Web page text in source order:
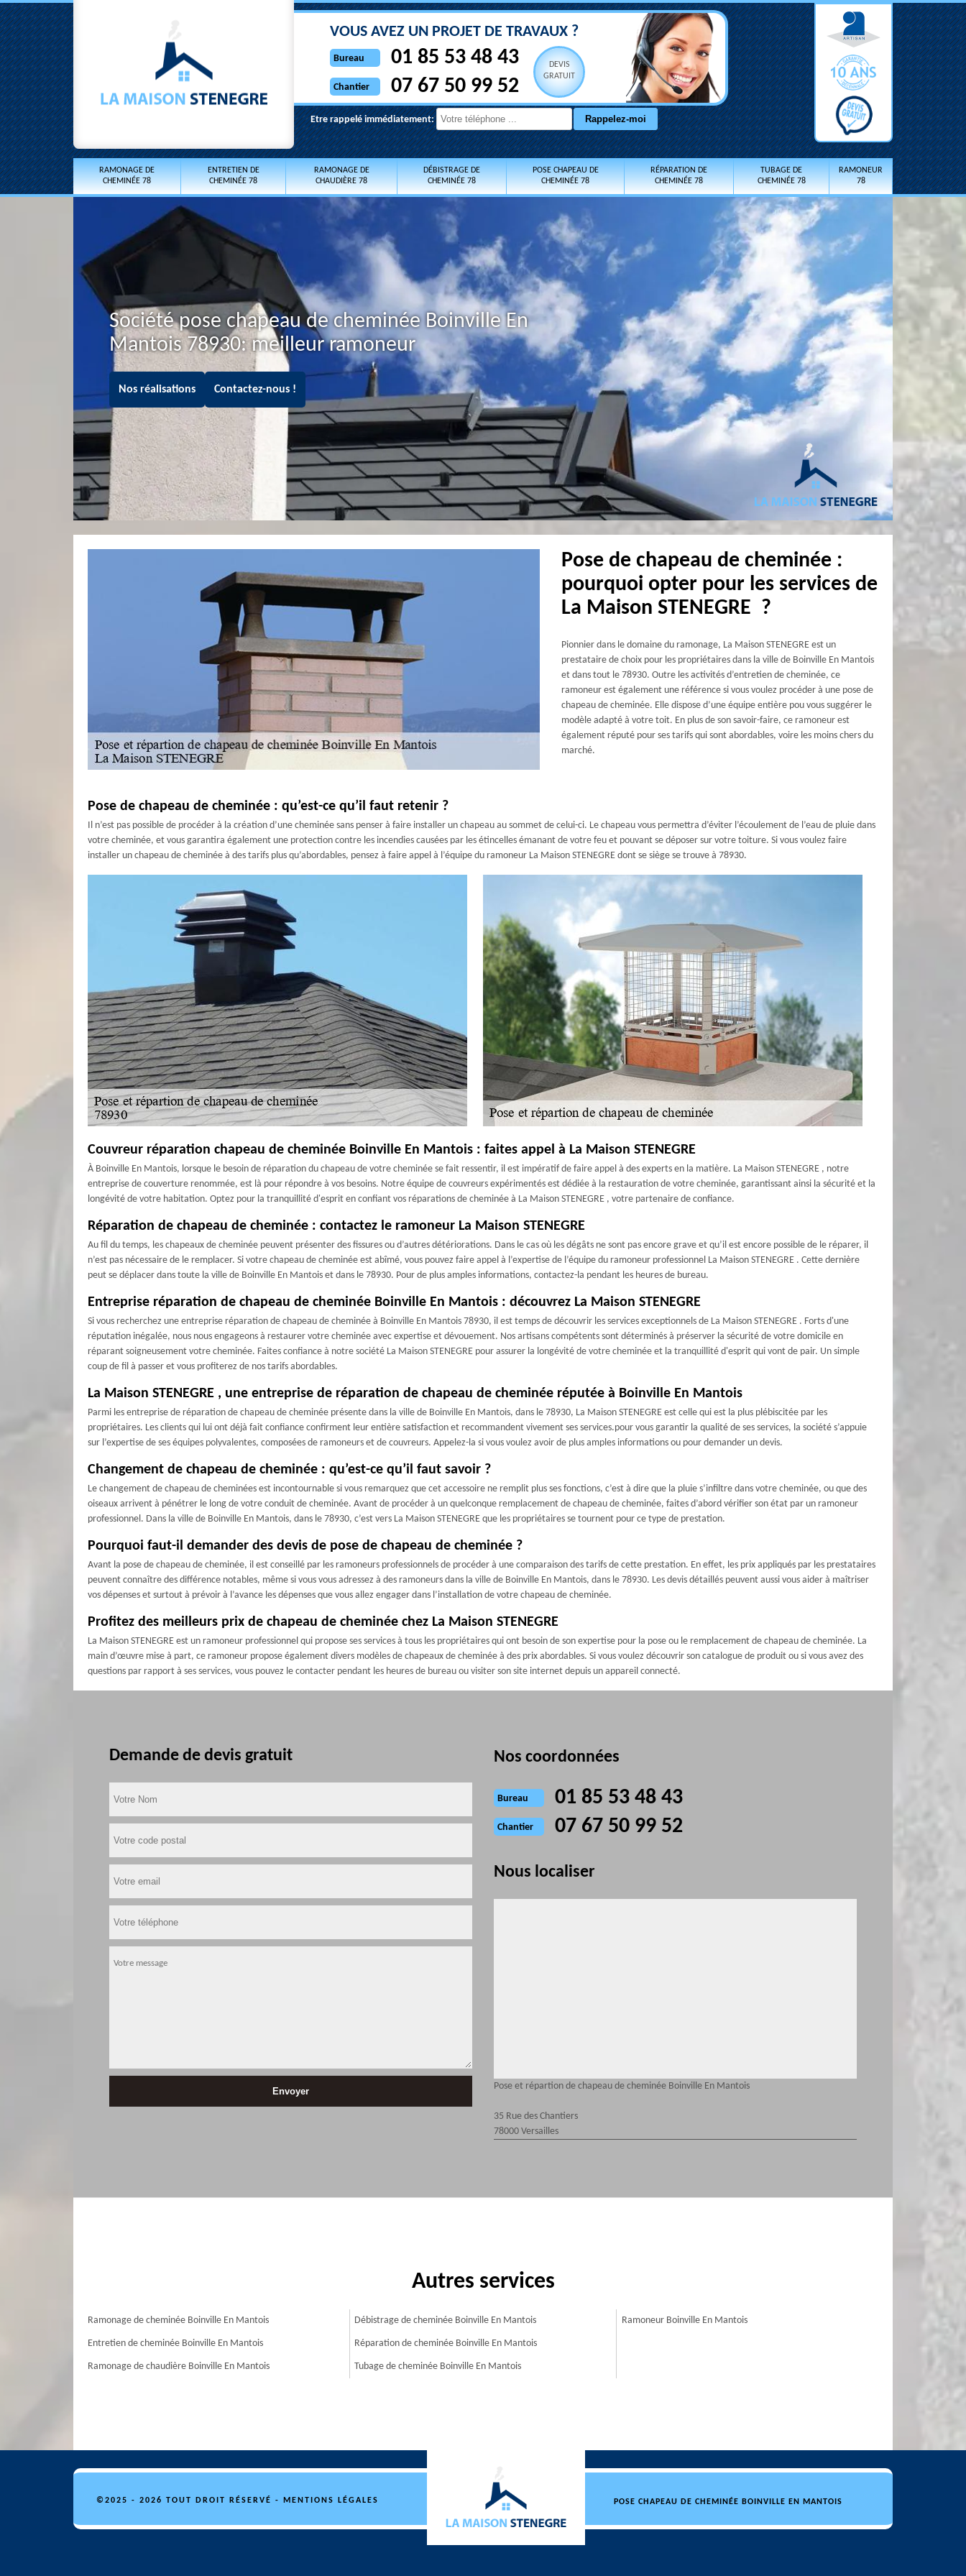
VOUS AVEZ UN PROJET DE TRAVAUX ?
Bureau 01 85 53 48 43
Chantier 07 67 50 99 52
DEVIS
GRATUIT
Etre rappelé immédiatement:
RAMONAGE DE
CHEMINÉE 78
ENTRETIEN DE
CHEMINÉE 78
RAMONAGE DE
CHAUDIÈRE 78
DÉBISTRAGE DE
CHEMINÉE 78
POSE CHAPEAU DE
CHEMINÉE 78
RÉPARATION DE
CHEMINÉE 78
TUBAGE DE
CHEMINÉE 78
RAMONEUR
78
Société pose chapeau de cheminée Boinville En
Mantois 78930: meilleur ramoneur
Nos réalisations Contactez-nous !
Pose de chapeau de cheminée :
pourquoi opter pour les services de
La Maison STENEGRE ?
Pionnier dans le domaine du ramonage, La Maison STENEGRE est un
prestataire de choix pour les propriétaires dans la ville de Boinville En Mantois
et dans tout le 78930. Outre les activités d’entretien de cheminée, ce
ramoneur est également une référence si vous voulez procéder à une pose de
chapeau de cheminée. Elle dispose d’une équipe entière pou vous suggérer le
modèle adapté à votre toit. En plus de son savoir-faire, ce ramoneur est
également réputé pour ses tarifs qui sont abordables, voire les moins chers du
marché.
Pose de chapeau de cheminée : qu’est-ce qu’il faut retenir ?
Il n’est pas possible de procéder à la création d’une cheminée sans penser à faire installer un chapeau au sommet de celui-ci. Le chapeau vous permettra d’éviter l’écoulement de l’eau de pluie dans
votre cheminée, et vous garantira également une protection contre les incendies causées par les étincelles émanant de votre feu et pouvant se déposer sur votre toiture. Si vous voulez faire
installer un chapeau de cheminée à des tarifs plus qu’abordables, pensez à faire appel à l’équipe du ramoneur La Maison STENEGRE dont se siège se trouve à 78930.
Couvreur réparation chapeau de cheminée Boinville En Mantois : faites appel à La Maison STENEGRE
À Boinville En Mantois, lorsque le besoin de réparation du chapeau de votre cheminée se fait ressentir, il est impératif de faire appel à des experts en la matière. La Maison STENEGRE , notre
entreprise de couverture renommée, est là pour répondre à vos besoins. Notre équipe de couvreurs expérimentés est dédiée à la restauration de votre cheminée, garantissant ainsi la sécurité et la
longévité de votre habitation. Optez pour la tranquillité d'esprit en confiant vos réparations de cheminée à La Maison STENEGRE , votre partenaire de confiance.
Réparation de chapeau de cheminée : contactez le ramoneur La Maison STENEGRE
Au fil du temps, les chapeaux de cheminée peuvent présenter des fissures ou d’autres détériorations. Dans le cas où les dégâts ne sont pas encore grave et qu’il est encore possible de le réparer, il
n’est pas nécessaire de le remplacer. Si votre chapeau de cheminée est abîmé, vous pouvez faire appel à l’expertise de l’équipe du ramoneur professionnel La Maison STENEGRE . Cette dernière
peut se déplacer dans toute la ville de Boinville En Mantois et dans le 78930. Pour de plus amples informations, contactez-la pendant les heures de bureau.
Entreprise réparation de chapeau de cheminée Boinville En Mantois : découvrez La Maison STENEGRE
Si vous recherchez une entreprise réparation de chapeau de cheminée à Boinville En Mantois 78930, il est temps de découvrir les services exceptionnels de La Maison STENEGRE . Forts d'une
réputation inégalée, nous nous engageons à restaurer votre cheminée avec expertise et dévouement. Nos artisans compétents sont déterminés à préserver la sécurité de votre domicile en
réparant soigneusement votre cheminée. Faites confiance à notre société La Maison STENEGRE pour assurer la longévité de votre cheminée et la tranquillité d'esprit qui vont de pair. Un simple
coup de fil à passer et vous profiterez de nos tarifs abordables.
La Maison STENEGRE , une entreprise de réparation de chapeau de cheminée réputée à Boinville En Mantois
Parmi les entreprise de réparation de chapeau de cheminée présente dans la ville de Boinville En Mantois, dans le 78930, La Maison STENEGRE est celle qui est la plus plébiscitée par les
propriétaires. Les clients qui lui ont déjà fait confiance confirment leur entière satisfaction et recommandent vivement ses services.pour vous garantir la qualité de ses services, la société s’appuie
sur l’expertise de ses équipes polyvalentes, composées de ramoneurs et de couvreurs. Appelez-la si vous voulez avoir de plus amples informations ou pour demander un devis.
Changement de chapeau de cheminée : qu’est-ce qu’il faut savoir ?
Le changement de chapeau de cheminées est incontournable si vous remarquez que cet accessoire ne remplit plus ses fonctions, c’est à dire que la pluie s’infiltre dans votre cheminée, ou que des
oiseaux arrivent à pénétrer le long de votre conduit de cheminée. Avant de procéder à un quelconque remplacement de chapeau de cheminée, faites d’abord vérifier son état par un ramoneur
professionnel. Dans la ville de Boinville En Mantois, dans le 78930, c’est vers La Maison STENEGRE que les propriétaires se tournent pour ce type de prestation.
Pourquoi faut-il demander des devis de pose de chapeau de cheminée ?
Avant la pose de chapeau de cheminée, il est conseillé par les ramoneurs professionnels de procéder à une comparaison des tarifs de cette prestation. En effet, les prix appliqués par les prestataires
peuvent connaître des différence notables, même si vous vous adressez à des ramoneurs dans la ville de Boinville En Mantois, dans le 78930. Les devis détaillés peuvent aussi vous aider à maîtriser
vos dépenses et surtout à prévoir à l’avance les dépenses que vous allez engager dans l’installation de votre chapeau de cheminée.
Profitez des meilleurs prix de chapeau de cheminée chez La Maison STENEGRE
La Maison STENEGRE est un ramoneur professionnel qui propose ses services à tous les propriétaires qui ont besoin de son expertise pour la pose ou le remplacement de chapeau de cheminée. La
main d’œuvre mise à part, ce ramoneur propose également divers modèles de chapeaux de cheminée à des prix abordables. Si vous voulez découvrir son catalogue de produit ou si vous avez des
questions par rapport à ses services, vous pouvez le contacter pendant les heures de bureau ou visiter son site internet depuis un appareil connecté.
Demande de devis gratuit Nos coordonnées
Bureau 01 85 53 48 43
Chantier 07 67 50 99 52
Nous localiser
Pose et répartion de chapeau de cheminée Boinville En Mantois
35 Rue des Chantiers
78000 Versailles
Autres services
Ramonage de cheminée Boinville En Mantois
Entretien de cheminée Boinville En Mantois
Ramonage de chaudière Boinville En Mantois
Débistrage de cheminée Boinville En Mantois
Réparation de cheminée Boinville En Mantois
Tubage de cheminée Boinville En Mantois
Ramoneur Boinville En Mantois
©2025 - 2026 TOUT DROIT RÉSERVÉ - MENTIONS LÉGALES POSE CHAPEAU DE CHEMINÉE BOINVILLE EN MANTOIS